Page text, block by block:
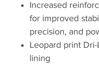
Increased
for improved
precision, and
Leopard print Dri-
lining